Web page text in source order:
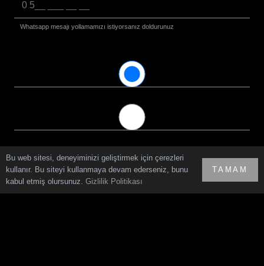
Whatsapp mesajı yollamamızı istiyorsanız doldurunuz
Bu web sitesi, deneyiminizi geliştirmek için çerezleri
kullanır. Bu siteyi kullanmaya devam ederseniz, bunu
kabul etmiş olursunuz. Gizlilik Politikası
TAMAM